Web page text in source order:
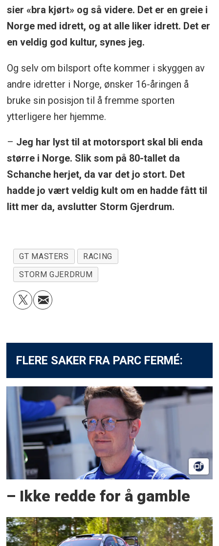
sier «bra kjørt» og så videre. Det er en greie i
Norge med idrett, og at alle liker idrett. Det er
en veldig god kultur, synes jeg.
Og selv om bilsport ofte kommer i skyggen av
andre idretter i Norge, ønsker 16-åringen å
bruke sin posisjon til å fremme sporten
ytterligere her hjemme.
– Jeg har lyst til at motorsport skal bli enda
større i Norge. Slik som på 80-tallet da
Schanche herjet, da var det jo stort. Det
hadde jo vært veldig kult om en hadde fått til
litt mer da, avslutter Storm Gjerdrum.
GT MASTERS
RACING
STORM GJERDRUM
FLERE SAKER FRA PARC FERMÉ:
– Ikke redde for å gamble